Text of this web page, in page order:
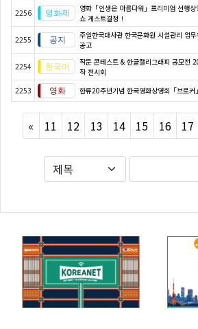
2256
영화「인생은 아름다워」프리미엄 선행
쇼 게스트결정！
2255
주일한국대사관 한국문화원 시설관리 업
공고
2254
작문 콘테스트 & 한글캘리그래피 공모전
작 전시회
2253 한류20주년기념 한국영화상영회「브로커」
« Previous
11 12 13 14 15 16 17